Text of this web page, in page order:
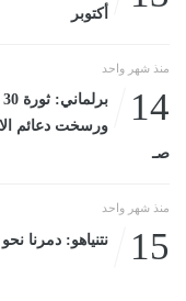
أكتوبر
منذ شهر واحد
14
صـ
منذ شهر واحد
15 نتنياهو: دمرنا نحو 90% من مخزون حزب الله الصاروخى